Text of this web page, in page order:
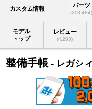
カスタム情報 パーツ
(203,484)
モデル
トップ
レビュー
(4,283)
整備手帳 - レガシ